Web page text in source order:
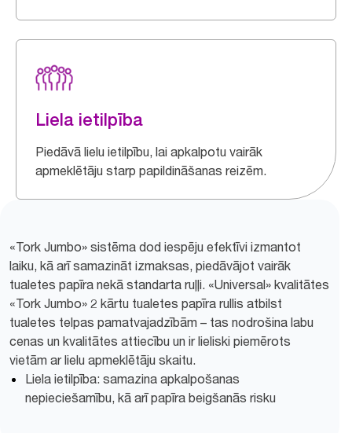
Liela ietilpība
Piedāvā lielu ietilpību, lai apkalpotu vairāk
apmeklētāju starp papildināšanas reizēm.
«Tork Jumbo» sistēma dod iespēju efektīvi izmantot
laiku, kā arī samazināt izmaksas, piedāvājot vairāk
tualetes papīra nekā standarta ruļļi. «Universal» kvalitātes
«Tork Jumbo» 2 kārtu tualetes papīra rullis atbilst
tualetes telpas pamatvajadzībām – tas nodrošina labu
cenas un kvalitātes attiecību un ir lieliski piemērots
vietām ar lielu apmeklētāju skaitu.
Liela ietilpība: samazina apkalpošanas
nepieciešamību, kā arī papīra beigšanās risku